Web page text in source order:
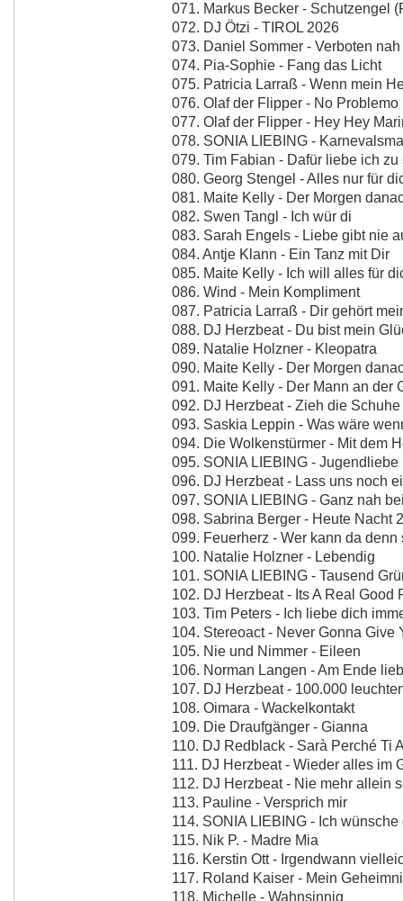
071. Markus Becker - Schutzengel
072. DJ Ötzi - TIROL 2026
073. Daniel Sommer - Verboten nah
074. Pia-Sophie - Fang das Licht
075. Patricia Larraß - Wenn mein
076. Olaf der Flipper - No Problemo
077. Olaf der Flipper - Hey Hey
078. SONIA LIEBING -
079. Tim Fabian - Dafür liebe ich zu
080. Georg Stengel - Alles nur für
081. Maite Kelly - Der Morgen
082. Swen Tangl - Ich wür di
083. Sarah Engels - Liebe gibt nie
084. Antje Klann - Ein Tanz mit Dir
085. Maite Kelly - Ich will alles für
086. Wind - Mein Kompliment
087. Patricia Larraß - Dir gehört
088. DJ Herzbeat - Du bist mein
089. Natalie Holzner - Kleopatra
090. Maite Kelly - Der Morgen
091. Maite Kelly - Der Mann an der
092. DJ Herzbeat - Zieh die
093. Saskia Leppin - Was wäre
094. Die Wolkenstürmer - Mit dem
095. SONIA LIEBING - Jugendliebe
096. DJ Herzbeat - Lass uns noch
097. SONIA LIEBING - Ganz nah
098. Sabrina Berger - Heute Nacht
099. Feuerherz - Wer kann da
100. Natalie Holzner - Lebendig
101. SONIA LIEBING - Tausend
102. DJ Herzbeat - Its A Real Good
103. Tim Peters - Ich liebe dich
104. Stereoact - Never Gonna Give
105. Nie und Nimmer - Eileen
106. Norman Langen - Am Ende
107. DJ Herzbeat - 100.000
108. Oimara - Wackelkontakt
109. Die Draufgänger - Gianna
110. DJ Redblack - Sarà Perché Ti
111. DJ Herzbeat - Wieder alles im
112. DJ Herzbeat - Nie mehr allein
113. Pauline - Versprich mir
114. SONIA LIEBING - Ich
115. Nik P. - Madre Mia
116. Kerstin Ott - Irgendwann
117. Roland Kaiser - Mein
118. Michelle - Wahnsinnig